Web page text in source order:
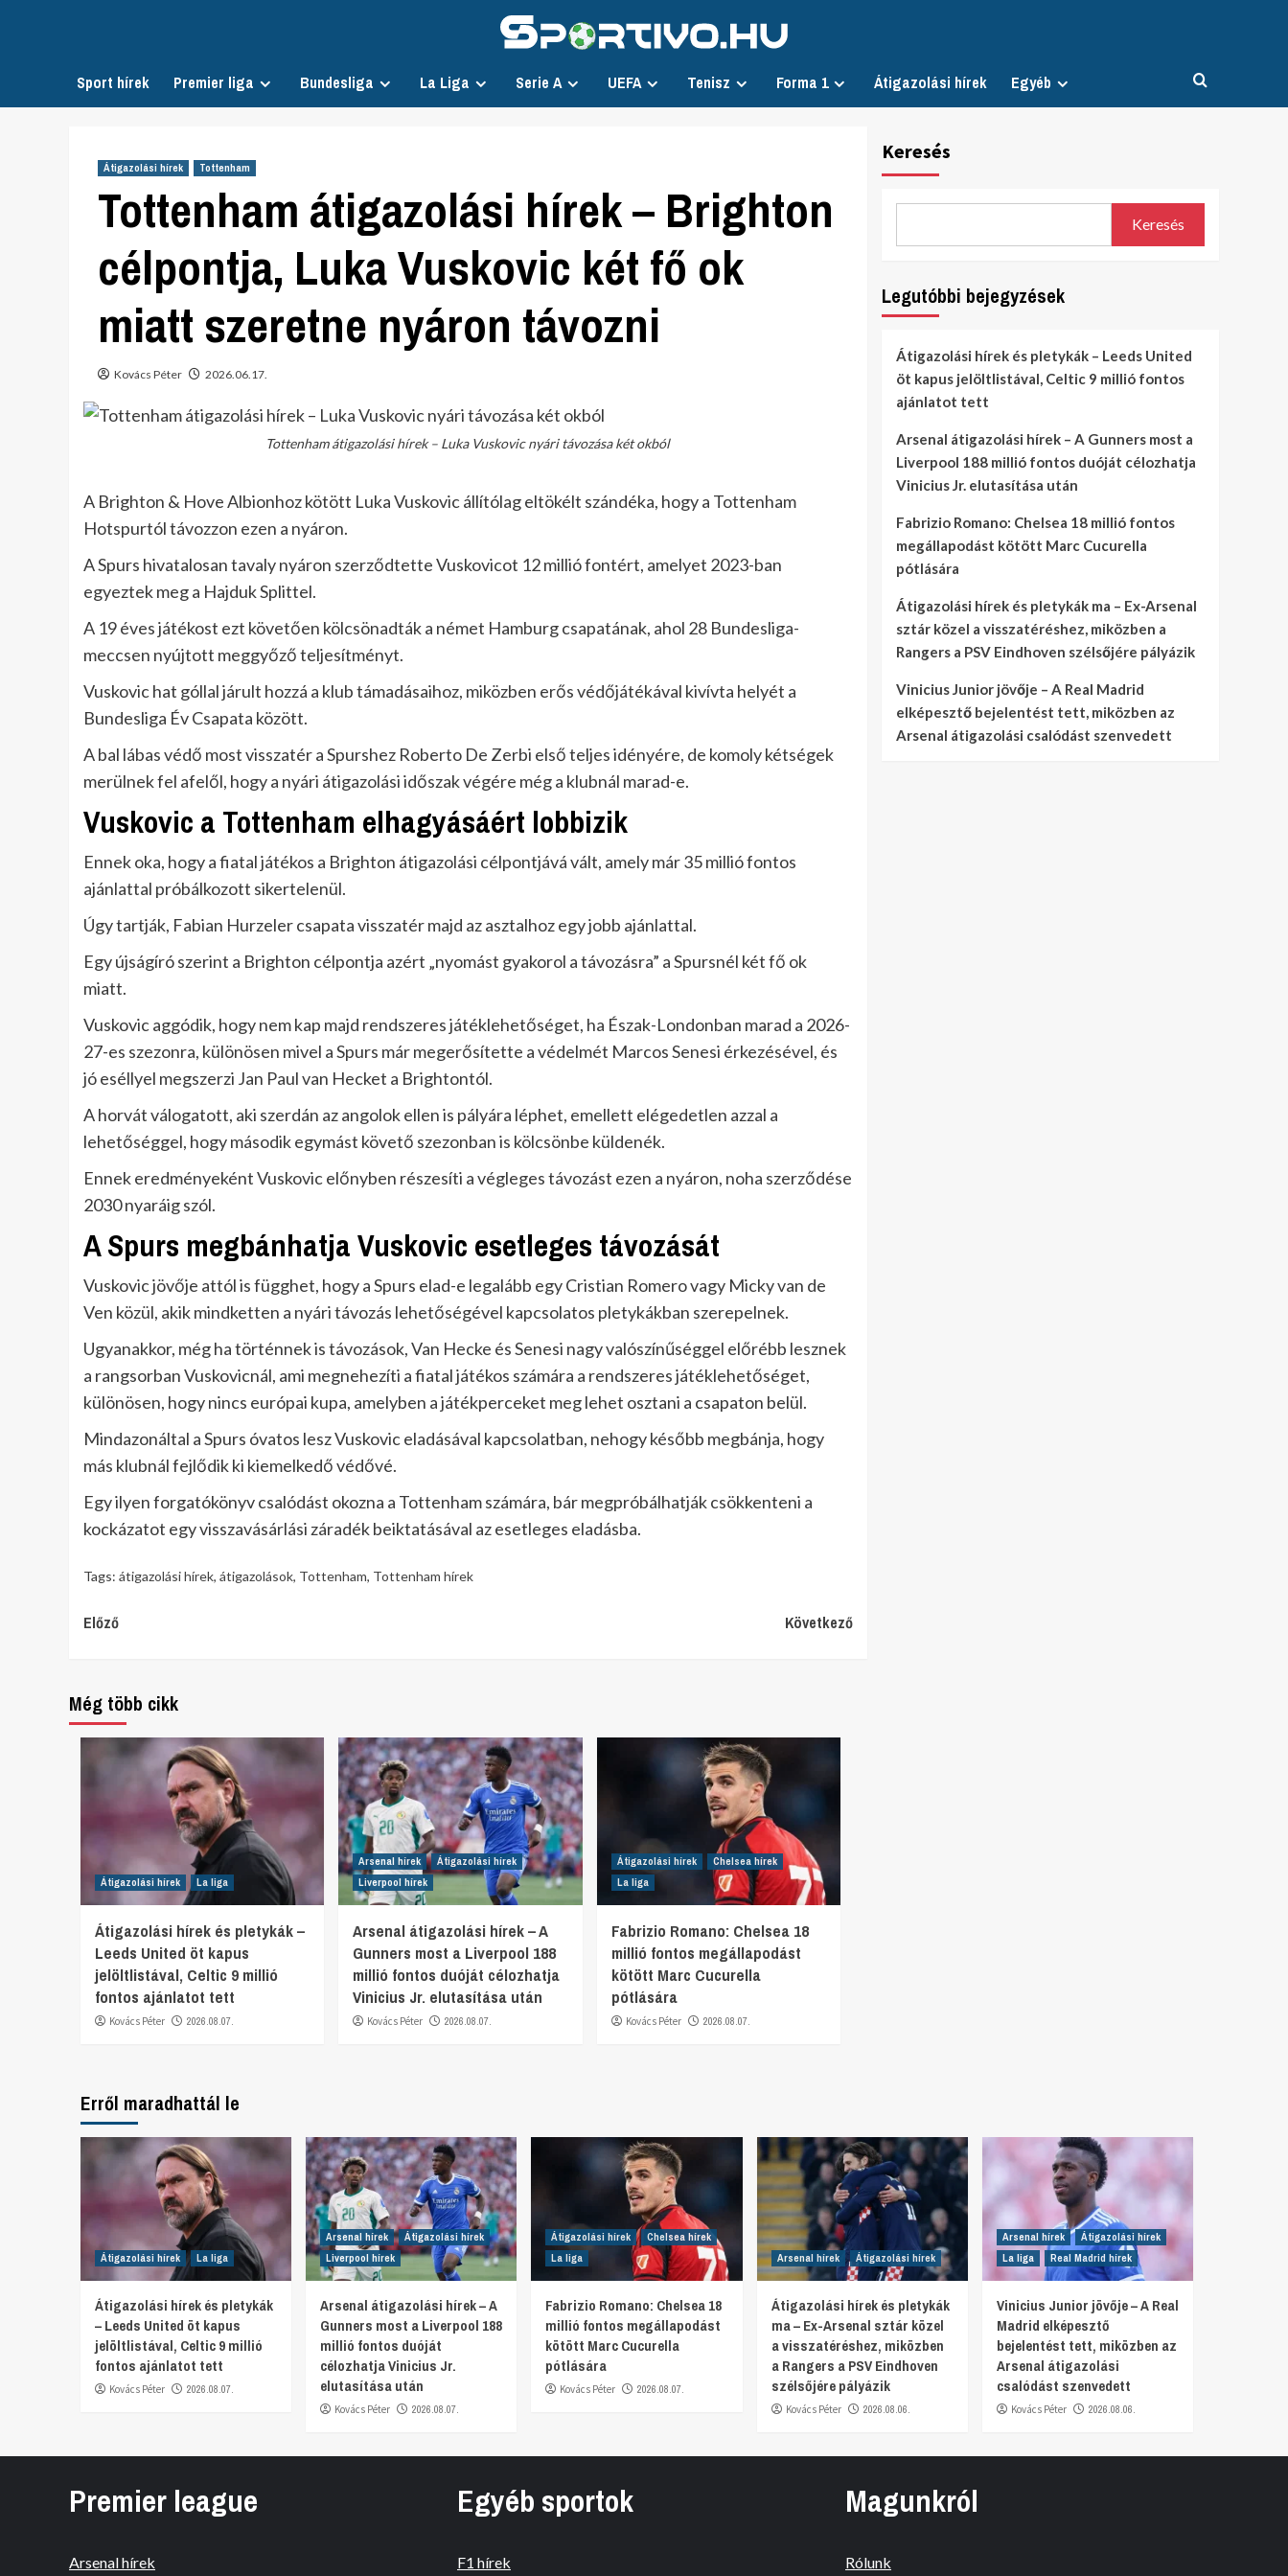
Sport hírek Premier liga Bundesliga La Liga Serie A UEFA Tenisz Forma 1 Átigazolási hírek Egyéb
Átigazolási hírek Tottenham
Tottenham átigazolási hírek – Brighton
célpontja, Luka Vuskovic két fő ok
miatt szeretne nyáron távozni
Kovács Péter 2026.06.17.
Tottenham átigazolási hírek – Luka Vuskovic nyári távozása két okból
A Brighton & Hove Albionhoz kötött Luka Vuskovic állítólag eltökélt szándéka, hogy a Tottenham
Hotspurtól távozzon ezen a nyáron.
A Spurs hivatalosan tavaly nyáron szerződtette Vuskovicot 12 millió fontért, amelyet 2023-ban
egyeztek meg a Hajduk Splittel.
A 19 éves játékost ezt követően kölcsönadták a német Hamburg csapatának, ahol 28 Bundesliga-
meccsen nyújtott meggyőző teljesítményt.
Vuskovic hat góllal járult hozzá a klub támadásaihoz, miközben erős védőjátékával kivívta helyét a
Bundesliga Év Csapata között.
A bal lábas védő most visszatér a Spurshez Roberto De Zerbi első teljes idényére, de komoly kétségek
merülnek fel afelől, hogy a nyári átigazolási időszak végére még a klubnál marad-e.
Vuskovic a Tottenham elhagyásáért lobbizik
Ennek oka, hogy a fiatal játékos a Brighton átigazolási célpontjává vált, amely már 35 millió fontos
ajánlattal próbálkozott sikertelenül.
Úgy tartják, Fabian Hurzeler csapata visszatér majd az asztalhoz egy jobb ajánlattal.
Egy újságíró szerint a Brighton célpontja azért „nyomást gyakorol a távozásra” a Spursnél két fő ok
miatt.
Vuskovic aggódik, hogy nem kap majd rendszeres játéklehetőséget, ha Észak-Londonban marad a 2026-
27-es szezonra, különösen mivel a Spurs már megerősítette a védelmét Marcos Senesi érkezésével, és
jó eséllyel megszerzi Jan Paul van Hecket a Brightontól.
A horvát válogatott, aki szerdán az angolok ellen is pályára léphet, emellett elégedetlen azzal a
lehetőséggel, hogy második egymást követő szezonban is kölcsönbe küldenék.
Ennek eredményeként Vuskovic előnyben részesíti a végleges távozást ezen a nyáron, noha szerződése
2030 nyaráig szól.
A Spurs megbánhatja Vuskovic esetleges távozását
Vuskovic jövője attól is függhet, hogy a Spurs elad-e legalább egy Cristian Romero vagy Micky van de
Ven közül, akik mindketten a nyári távozás lehetőségével kapcsolatos pletykákban szerepelnek.
Ugyanakkor, még ha történnek is távozások, Van Hecke és Senesi nagy valószínűséggel előrébb lesznek
a rangsorban Vuskovicnál, ami megnehezíti a fiatal játékos számára a rendszeres játéklehetőséget,
különösen, hogy nincs európai kupa, amelyben a játékperceket meg lehet osztani a csapaton belül.
Mindazonáltal a Spurs óvatos lesz Vuskovic eladásával kapcsolatban, nehogy később megbánja, hogy
más klubnál fejlődik ki kiemelkedő védővé.
Egy ilyen forgatókönyv csalódást okozna a Tottenham számára, bár megpróbálhatják csökkenteni a
kockázatot egy visszavásárlási záradék beiktatásával az esetleges eladásba.
Tags: átigazolási hírek, átigazolások, Tottenham, Tottenham hírek
Continue
Előző Következő
Még több cikk
Átigazolási hírek La liga
Átigazolási hírek és pletykák –
Leeds United öt kapus
jelöltlistával, Celtic 9 millió
fontos ajánlatot tett
Kovács Péter 2026.08.07.
Arsenal hírek
Átigazolási hírek
Liverpool hírek
Arsenal átigazolási hírek – A
Gunners most a Liverpool 188
millió fontos duóját célozhatja
Vinicius Jr. elutasítása után
Kovács Péter 2026.08.07.
Átigazolási hírek
Chelsea hírek
La liga
Fabrizio Romano: Chelsea 18
millió fontos megállapodást
kötött Marc Cucurella
pótlására
Kovács Péter 2026.08.07.
Keresés
Keresés
Legutóbbi bejegyzések
Átigazolási hírek és pletykák – Leeds United
öt kapus jelöltlistával, Celtic 9 millió fontos
ajánlatot tett
Arsenal átigazolási hírek – A Gunners most a
Liverpool 188 millió fontos duóját célozhatja
Vinicius Jr. elutasítása után
Fabrizio Romano: Chelsea 18 millió fontos
megállapodást kötött Marc Cucurella
pótlására
Átigazolási hírek és pletykák ma – Ex-Arsenal
sztár közel a visszatéréshez, miközben a
Rangers a PSV Eindhoven szélsőjére pályázik
Vinicius Junior jövője – A Real Madrid
elképesztő bejelentést tett, miközben az
Arsenal átigazolási csalódást szenvedett
Erről maradhattál le
Átigazolási hírek La liga
Átigazolási hírek és pletykák
– Leeds United öt kapus
jelöltlistával, Celtic 9 millió
fontos ajánlatot tett
Kovács Péter 2026.08.07.
Arsenal hírek
Átigazolási hírek
Liverpool hírek
Arsenal átigazolási hírek – A
Gunners most a Liverpool 188
millió fontos duóját
célozhatja Vinicius Jr.
elutasítása után
Kovács Péter 2026.08.07.
Átigazolási hírek
Chelsea hírek
La liga
Fabrizio Romano: Chelsea 18
millió fontos megállapodást
kötött Marc Cucurella
pótlására
Kovács Péter 2026.08.07.
Arsenal hírek Átigazolási hírek
Átigazolási hírek és pletykák
ma – Ex-Arsenal sztár közel
a visszatéréshez, miközben
a Rangers a PSV Eindhoven
szélsőjére pályázik
Kovács Péter 2026.08.06.
Arsenal hírek
Átigazolási hírek
La liga
Real Madrid hírek
Vinicius Junior jövője – A Real
Madrid elképesztő
bejelentést tett, miközben az
Arsenal átigazolási
csalódást szenvedett
Kovács Péter 2026.08.06.
Premier league
Arsenal hírek
Egyéb sportok
F1 hírek
Magunkról
Rólunk